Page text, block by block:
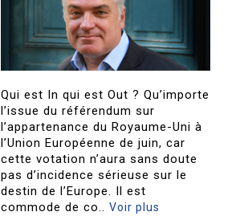
Qui est In qui est Out ? Qu’importe
l’issue du référendum sur
l’appartenance du Royaume-Uni à
l’Union Européenne de juin, car
cette votation n’aura sans doute
pas d’incidence sérieuse sur le
destin de l’Europe. Il est
commode de co..Voir plus